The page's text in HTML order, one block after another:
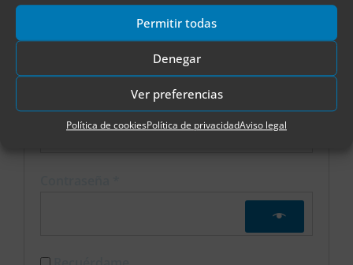
Permitir todas
Denegar
Ver preferencias
Política de cookiesPolítica de privacidadAviso legal
Acceder
Nombre de usuario o correo electrónico
Obligatorio